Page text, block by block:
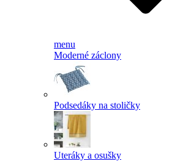
menu
Moderné záclony
Podsedáky na stoličky
Uteráky a osušky